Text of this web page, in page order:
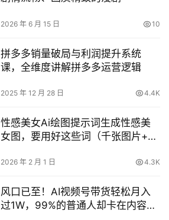
2026 年 6 月 15 日 10
拼多多销量破局与利润提升系统
课，全维度讲解拼多多运营逻辑
2025 年 12 月 28 日 4.4K
性感美女Ai绘图提示词生成性感美
女图，要用好这些词（千张图片+提
2026 年 2 月 1 日 4.3K
风口已至！AI视频号带货轻松月入
过1W，99%的普通人却卡在内容制